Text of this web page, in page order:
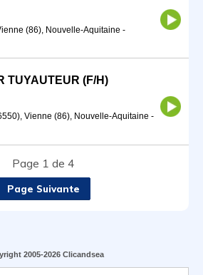
(86), Nouvelle-Aquitaine -
TUYAUTEUR (F/H)
Vienne (86), Nouvelle-Aquitaine -
Page 1 de 4
Page Suivante
2005-2026 Clicandsea